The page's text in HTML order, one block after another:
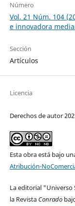
Número
Vol. 21 Núm. 104
e innovadora
Sección
Artículos
Licencia
Derechos de autor
Esta obra está bajo
Atribución-
La editorial "Universo
la Revista Conrado